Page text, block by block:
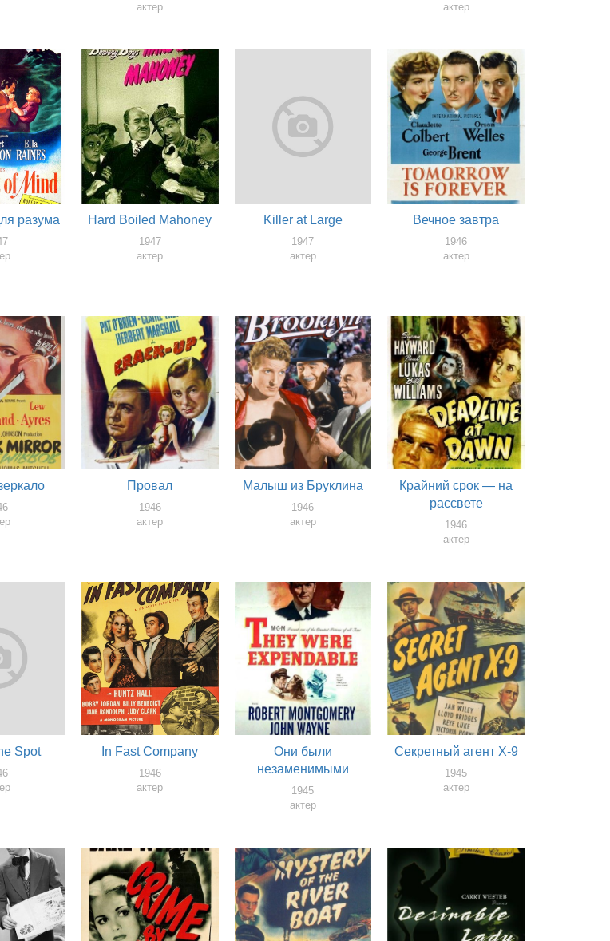
актер
актер
разума Hard Boiled Mahoney
1947
актер
Killer at Large
1947
актер
Вечное завтра
1946
актер
Провал
1946
актер
Малыш из Бруклина
1946
актер
Крайний срок — на
рассвете
1946
актер
Spot In Fast Company
1946
актер
Они были
незаменимыми
1945
актер
Секретный агент X-9
1945
актер